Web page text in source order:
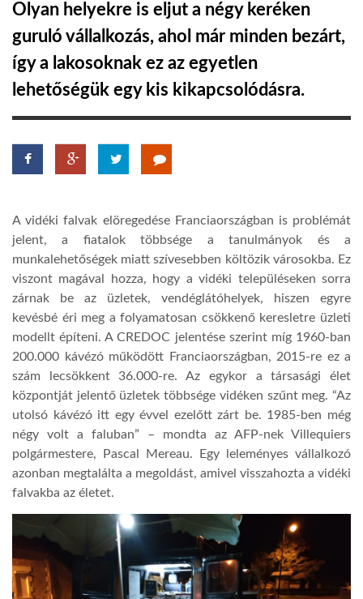
GLOBOTV BP
TROPICALMAGAZIN
AFRIKA TUDÁSTÁR
A NAP SZÉPE
GLOBOZSARU
DOBRAVERO.HU
LATIMO.HU
GLOBOBOOK
Olyan helyekre is eljut a négy keréken
guruló vállalkozás, ahol már minden bezárt,
így a lakosoknak ez az egyetlen
lehetőségük egy kis kikapcsolódásra.
A vidéki falvak elöregedése Franciaországban is problémát
jelent, a fiatalok többsége a tanulmányok és a
munkalehetőségek miatt szívesebben költözik városokba. Ez
viszont magával hozza, hogy a vidéki településeken sorra
zárnak be az üzletek, vendéglátóhelyek, hiszen egyre
kevésbé éri meg a folyamatosan csökkenő keresletre üzleti
modellt építeni. A CREDOC jelentése szerint míg 1960-ban
200.000 kávézó működött Franciaországban, 2015-re ez a
szám lecsökkent 36.000-re. Az egykor a társasági élet
központját jelentő üzletek többsége vidéken szűnt meg. “Az
utolsó kávézó itt egy évvel ezelőtt zárt be. 1985-ben még
négy volt a faluban” – mondta az AFP-nek Villequiers
polgármestere, Pascal Mereau. Egy leleményes vállalkozó
azonban megtalálta a megoldást, amivel visszahozta a vidéki
falvakba az életet.